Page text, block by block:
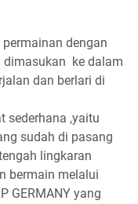
permainan dengan
dimasukan ke dalam
dan berlari di
sederhana ,yaitu
sudah di pasang
lingkaran
bermain melalui
GERMANY yang